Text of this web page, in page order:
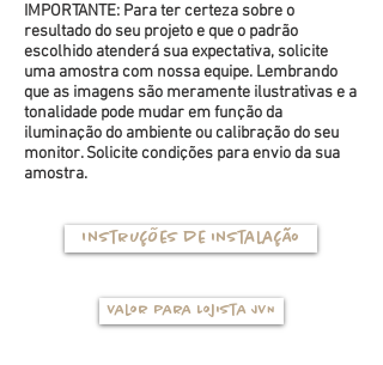
IMPORTANTE: Para ter certeza sobre o
resultado do seu projeto e que o padrão
escolhido atenderá sua expectativa, solicite
uma amostra com nossa equipe. Lembrando
que as imagens são meramente ilustrativas e a
tonalidade pode mudar em função da
iluminação do ambiente ou calibração do seu
monitor. Solicite condições para envio da sua
amostra.
Instruções de instalação
Valor para Lojista JVN